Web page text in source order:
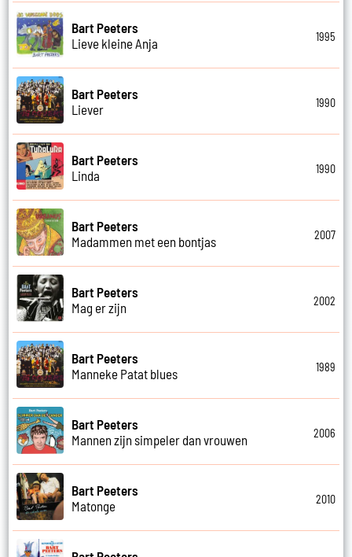
Bart Peeters
Lieve kleine Anja
1995
Bart Peeters
Liever
1990
Bart Peeters
Linda
1990
Bart Peeters
Madammen met een bontjas
2007
Bart Peeters
Mag er zijn
2002
Bart Peeters
Manneke Patat blues
1989
Bart Peeters
Mannen zijn simpeler dan vrouwen
2006
Bart Peeters
Matonge
2010